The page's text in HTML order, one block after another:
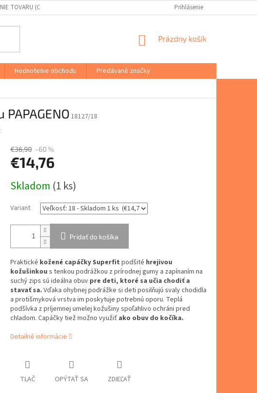
TOVARU (ODSTÚPENIE OD ZMLUVY) VŠEOBECNÉ OBCHODNÉ
Prihlásenie
NÁKUPNÝ
Prázdny košík
Hodnotenie obchodu
Predávané značky
18127/18
€36,90 –60 %
€14,76
cena:
Skladom (1 ks)
Variant
Pridať do košíka
Praktické kožené capáčky Superfit podšité hrejivou
kožušinkou s tenkou podrážkou z prírodnej gumy a zapínaním na
suchý zips sú ideálna obuv pre deti, ktoré sa učia chodiť a
stavať sa. Vďaka ohybnej podrážke si deti posilňujú svaly chodidla
a protišmyková vrstva im poskytuje potrebnú oporu. Teplá
podšívka z príjemnej umelej kožušiny spoľahlivo ochráni pred
chladom. Capáčky tiež možno využiť ako obuv do kočíka.
Detailné informácie
TLAČ OPÝTAŤ SA ZDIEĽAŤ